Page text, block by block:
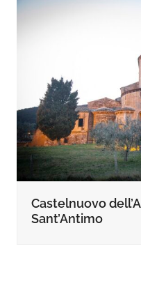
Castelnuovo
Sant’Antimo